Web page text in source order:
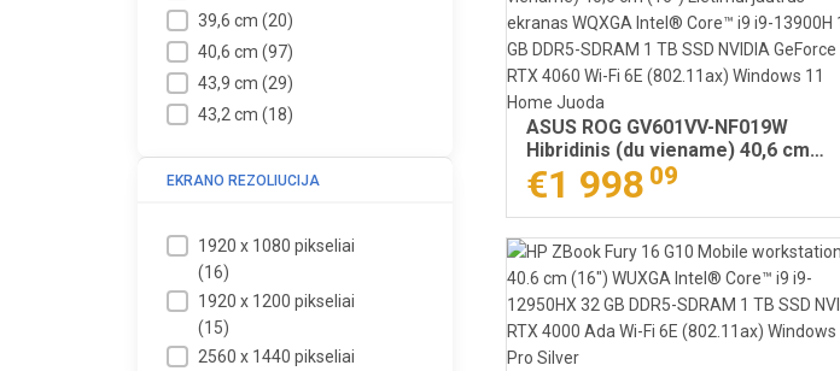
39,6 cm(20)
40,6 cm(97)
43,9 cm(29)
43,2 cm(18)
EKRANO REZOLIUCIJA
1920 x 1080 pikseliai
(16)
1920 x 1200 pikseliai
(15)
2560 x 1440 pikseliai
ASUS ROG GV601VV-NF019W
Hibridinis (du viename) 40,6 cm
(16") Lietimui jautrus ekranas
WQXGA Intel® Core™ i9 i9-13900H
16 GB DDR5-SDRAM 1 TB SSD
NVIDIA GeForce RTX 4060 Wi-Fi 6E
(802.11ax) Windows 11 Home
Juoda
€1 998 09